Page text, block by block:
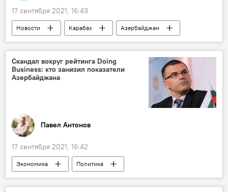
17 сентября 2021, 16:43
Новости Карабах
Азербайджан
Тойво Клаар
Агдам
Скандал вокруг рейтинга Doing
Business: кто занизил показатели
Азербайджана
Павел Антонов
17 сентября 2021, 16:42
Экономика
Политика
Новости мира
Азербайджан